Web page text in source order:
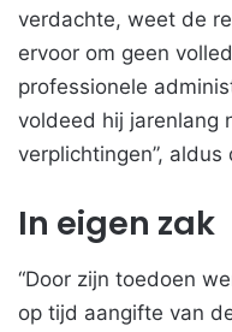
verdachte, weet de
ervoor om geen
professionele
voldeed hij jarenlang
verplichtingen”,
In eigen zak
“Door zijn toedoen
op tijd aangifte van